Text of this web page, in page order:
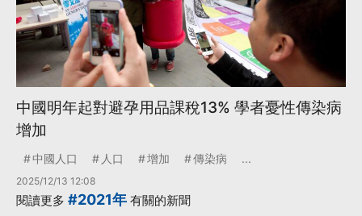
中國明年起對避孕用品課稅13% 學者憂性傳染病
增加
中國人口 人口 增加 傳染病 ...
2025/12/13 12:08
閱讀更多 #2021年 有關的新聞